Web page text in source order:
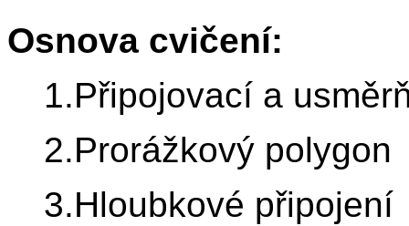
Osnova cvičení:
1.Připojovací a
2.Prorážkový polygon
3.Hloubkové připojení